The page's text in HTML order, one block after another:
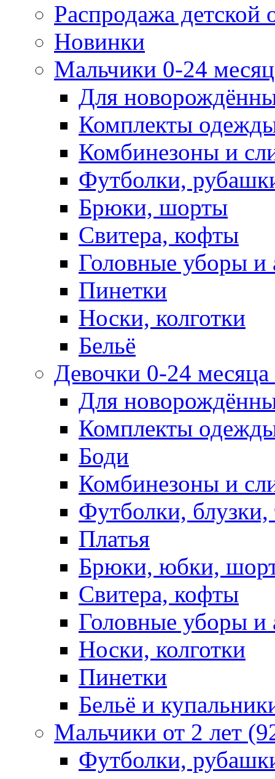
Распродажа детской
Новинки
Мальчики 0-24
Для
Комплекты
Комбинезоны и
Футболки,
Брюки, шорты
Свитера, кофты
Головные уборы и
Пинетки
Носки, колготки
Бельё
Девочки 0-24
Для
Комплекты
Боди
Комбинезоны и
Футболки,
Платья
Брюки, юбки,
Свитера, кофты
Головные уборы и
Носки, колготки
Пинетки
Бельё и
Мальчики от 2 лет
Футболки,